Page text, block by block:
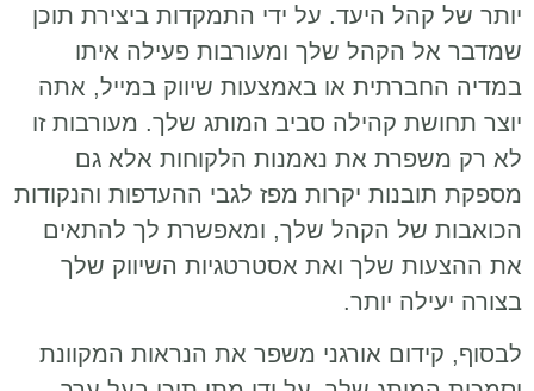
יותר של קהל היעד. על ידי התמקדות ביצירת תוכן
שמדבר אל הקהל שלך ומעורבות פעילה איתו
במדיה החברתית או באמצעות שיווק במייל, אתה
יוצר תחושת קהילה סביב המותג שלך. מעורבות זו
לא רק משפרת את נאמנות הלקוחות אלא גם
מספקת תובנות יקרות מפז לגבי ההעדפות והנקודות
הכואבות של הקהל שלך, ומאפשרת לך להתאים
את ההצעות שלך ואת אסטרטגיות השיווק שלך
בצורה יעילה יותר.
לבסוף, קידום אורגני משפר את הנראות המקוונת